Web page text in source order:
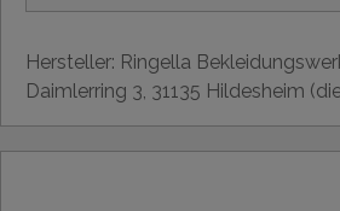
Hersteller: Ringella
Daimlerring 3, 31135 Hildesheim